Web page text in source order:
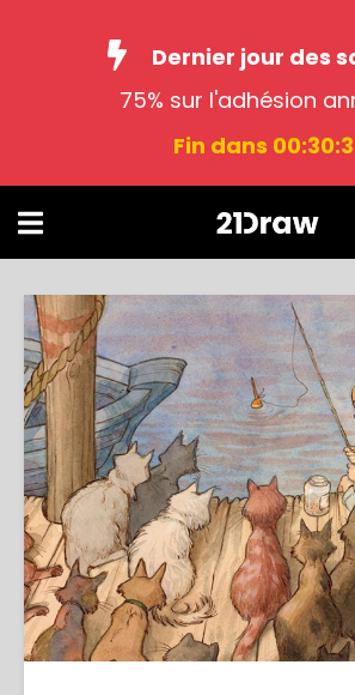
Dernier jour des
75% sur l'adhésion
Fin dans
Aide
Blog
À propos
Connexion
Français